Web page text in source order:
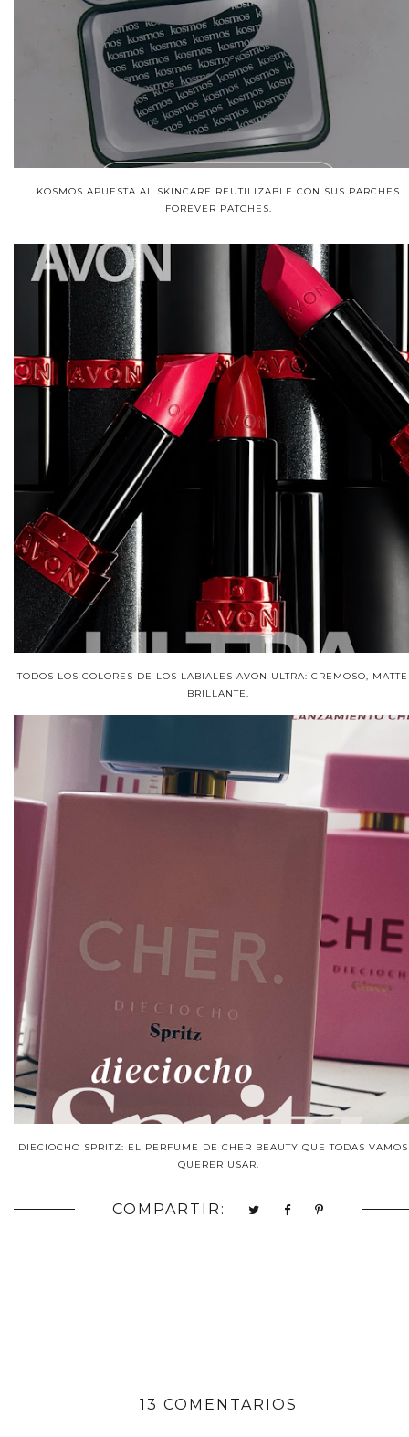
KOSMOS APUESTA AL SKINCARE REUTILIZABLE CON SUS PARCHES
FOREVER PATCHES.
TODOS LOS COLORES DE LOS LABIALES AVON ULTRA: CREMOSO,
BRILLANTE.
DIECIOCHO SPRITZ: EL PERFUME DE CHER BEAUTY QUE TODAS
QUERER USAR.
COMPARTIR:
13 COMENTARIOS